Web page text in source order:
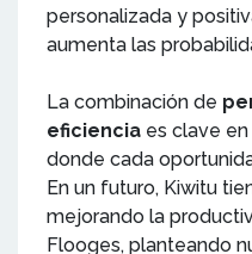
personalizada y
aumenta las
La combinación de
eficiencia es clave
donde cada
En un futuro, Kiwitu
mejorando la
Flooges, planteando